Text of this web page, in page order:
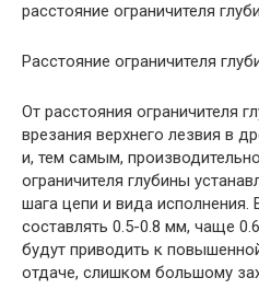
расстояние ограничителя
Расстояние ограничителя
От расстояния ограничителя
врезания верхнего лезвия в
и, тем самым,
ограничителя глубины
шага цепи и вида
составлять 0.5-0.8 мм, чаще
будут приводить к
отдаче, слишком большому